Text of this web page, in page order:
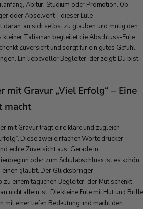
Abitur, Studium oder Promotion. Ob
oder Absolvent – dieser Eule-
daran, an sich selbst zu glauben und mutig den
kleiner Talisman begleitet die Abschluss-Eule
Zuversicht und sorgt für ein gutes Gefühl
Ein liebevoller Begleiter, der zeigt: Du bist
mit Gravur „Viel Erfolg“ – Eine
macht
mit Gravur trägt eine klare und zugleich
Diese zwei einfachen Worte drücken
echte Zuversicht aus. Gerade in
oder zum Schulabschluss ist es schön
einen glaubt. Der Glücksbringer-
einem täglichen Begleiter, der Mut schenkt
nicht allein ist. Die kleine Eule mit Hut und Brille
mit einer tiefen Bedeutung und macht den